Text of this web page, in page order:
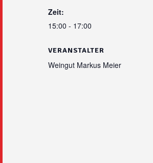
Zeit:
15:00 - 17:00
VERANSTALTER
Weingut Markus Meier